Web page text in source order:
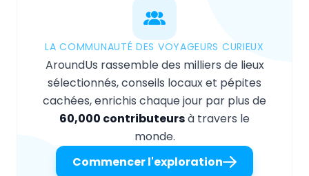
LA COMMUNAUTÉ DES VOYAGEURS CURIEUX
AroundUs rassemble des milliers de lieux
sélectionnés, conseils locaux et pépites
cachées, enrichis chaque jour par plus de
60,000 contributeursà travers le
monde.
Commencer l'exploration